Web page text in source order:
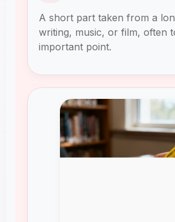
A short part taken from a
writing, music, or film, often
important point.